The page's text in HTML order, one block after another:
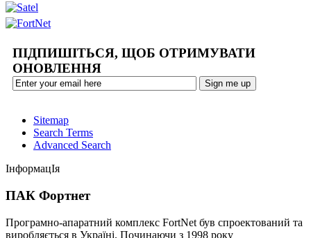
ПІДПИШІТЬСЯ, ЩОБ ОТРИМУВАТИ
ОНОВЛЕННЯ
Sitemap
Search Terms
Advanced Search
ІнформацІя
ПАК Фортнет
Програмно-апаратний комплекс FortNet був спроектований та
виробляється в Україні. Починаючи з 1998 року